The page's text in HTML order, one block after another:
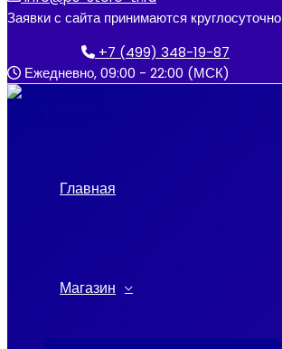
к
Заявки с сайта принимаются круглосуточно
+7 (499) 348-19-87
Ежедневно, 09:00 - 22:00 (МСК)
Главная
Магазин